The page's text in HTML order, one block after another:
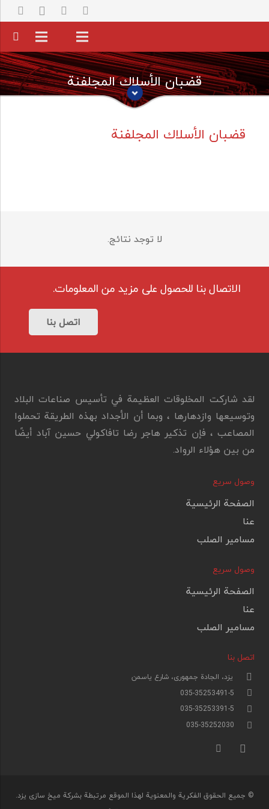
قضبان الأسلاك المجلفنة
قضبان الأسلاك المجلفنة
لا توجد نتائج.
الاتصال بنا للحصول على مزيد من المعلومات.
اتصل بنا
لقد شاركت المخلوقات العظيمة في تأسيس صناعات البلاد
وتوسيعها وازدهارها ، وبما أن الأجداد بهذه الطريقة تحملوا
المصاعب ، فإن تذكير هاجر رضا تافاكولي حسين آباد أيضًا
من بين هؤلاء الرواد.
وصول سريع
الصفحة الرئيسية
عنا
مسامير الصلب
وصول سريع
الصفحة الرئيسية
عنا
مسامير الصلب
اتصل بنا
یزد، الجادة جمهوری، شارع یاسمن
035-35253491-5
035-35253391-5
035-35252030
© جميع الحقوق الفكرية والمعنوية لهذا الموقع مرتبطة بشركة میخ سازی یزد.